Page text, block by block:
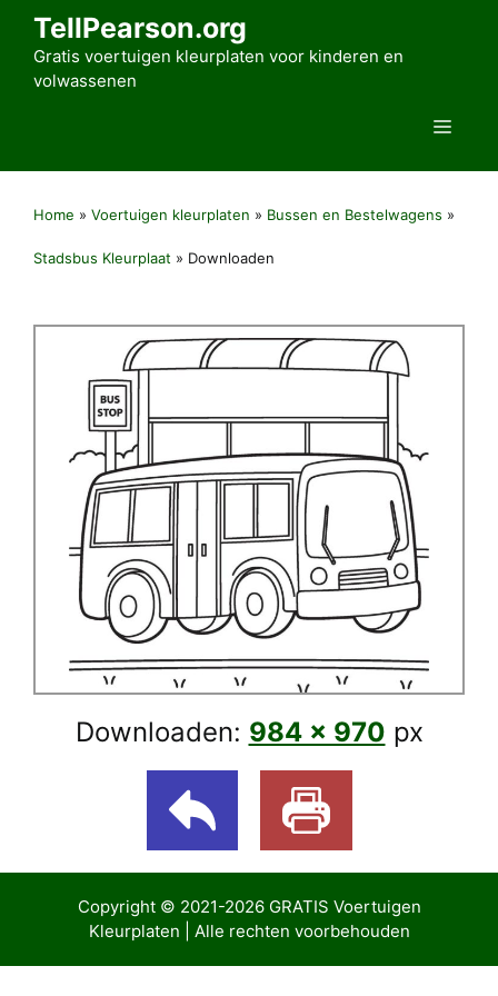
TellPearson.org
Gratis voertuigen kleurplaten voor kinderen en
volwassenen
Menu
Home » Voertuigen kleurplaten » Bussen en Bestelwagens »
Stadsbus Kleurplaat » Downloaden
Downloaden: 984 × 970 px
Copyright © 2021-2026 GRATIS Voertuigen
Kleurplaten | Alle rechten voorbehouden